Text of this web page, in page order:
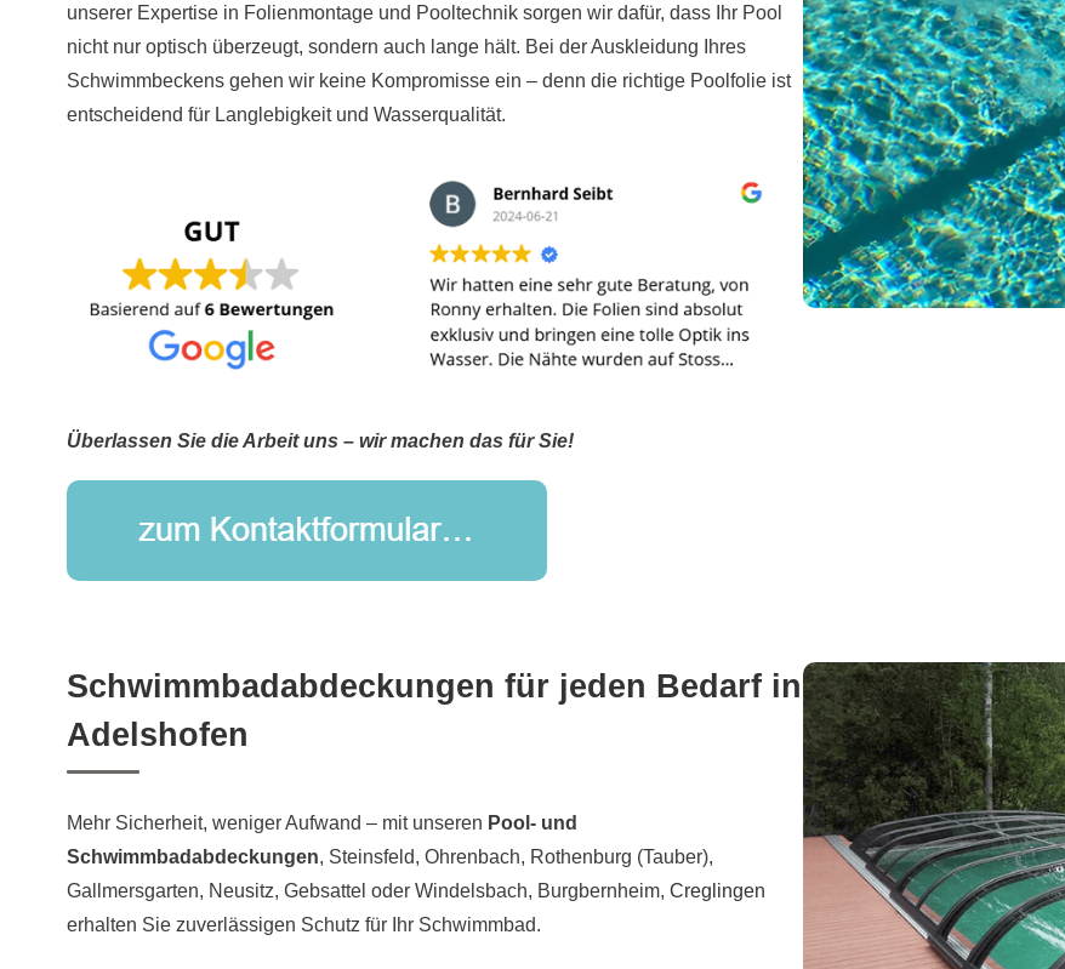
unserer Expertise in Folienmontage und Pooltechnik sorgen wir dafür, dass Ihr Pool
nicht nur optisch überzeugt, sondern auch lange hält. Bei der Auskleidung Ihres
Schwimmbeckens gehen wir keine Kompromisse ein – denn die richtige Poolfolie ist
entscheidend für Langlebigkeit und Wasserqualität.
Überlassen Sie die Arbeit uns – wir machen das für Sie!
Schwimmbadabdeckungen für jeden Bedarf in
Adelshofen
Mehr Sicherheit, weniger Aufwand – mit unseren Pool- und
Schwimmbadabdeckungen, Steinsfeld, Ohrenbach, Rothenburg (Tauber),
Gallmersgarten, Neusitz, Gebsattel oder Windelsbach, Burgbernheim, Creglingen
erhalten Sie zuverlässigen Schutz für Ihr Schwimmbad.